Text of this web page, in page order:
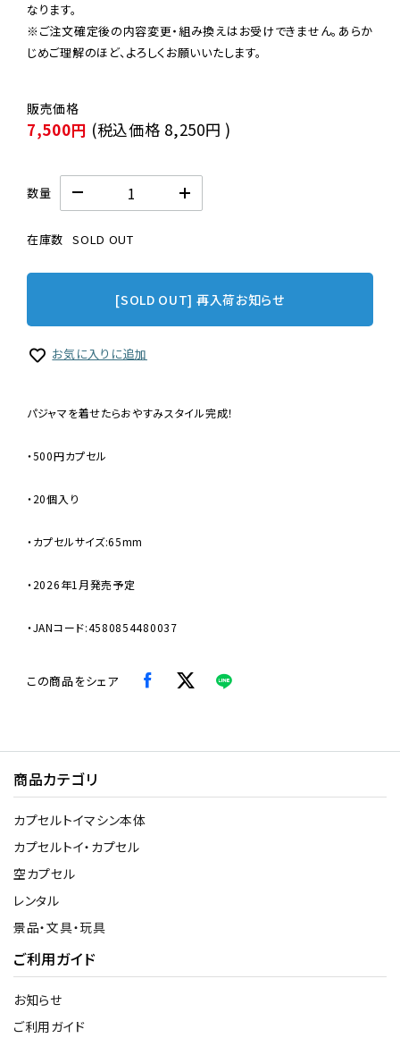
なります。
※ご注文確定後の内容変更・組み換えはお受けできません。あらか
じめご理解のほど、よろしくお願いいたします。
7,500円 (税込価格 8,250円 )
数量
在庫数 SOLD OUT
[SOLD OUT] 再入荷お知らせ
お気に入りに追加
パジャマを着せたらおやすみスタイル完成！
・500円カプセル
・20個入り
・カプセルサイズ:65mm
・2026年1月発売予定
・JANコード:4580854480037
この商品をシェア
商品カテゴリ
カプセルトイマシン本体
カプセルトイ・カプセル
空カプセル
レンタル
景品・文具・玩具
ご利用ガイド
お知らせ
ご利用ガイド